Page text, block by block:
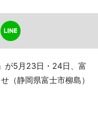
が5月23日・24日、富
（静岡県富士市柳島）